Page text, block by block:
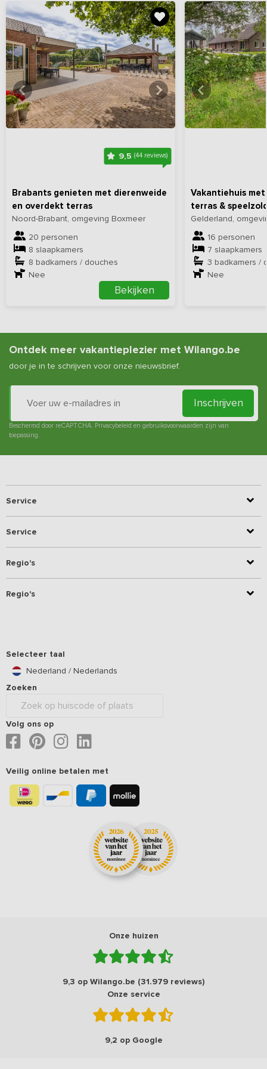
9,5(44 reviews)
Brabants genieten met dierenweide
en overdekt terras
Noord-Brabant, omgeving Boxmeer
20 personen
8 slaapkamers
8 badkamers / douches
Nee
Bekijken
Bekijkhieralle foto's
Vakantiehuis
terras &
Gelderland,
16 personen
7 slaapkamers
3 badkamers /
Nee
Bekijk
Ontdek meer vakantieplezier met Wilango.be
door je in te schrijven voor onze nieuwsbrief.
Inschrijven
Beschermd door reCAPTCHA. Privacybeleid en gebruiksvoorwaarden zijn van
toepassing.
Service
Service
Regio's
Regio's
Selecteer taal
Nederland / Nederlands
Zoeken
Volg ons op
Veilig online betalen met
Onze huizen
9,3 op Wilango.be (31.979 reviews)
Onze service
9,2 op Google